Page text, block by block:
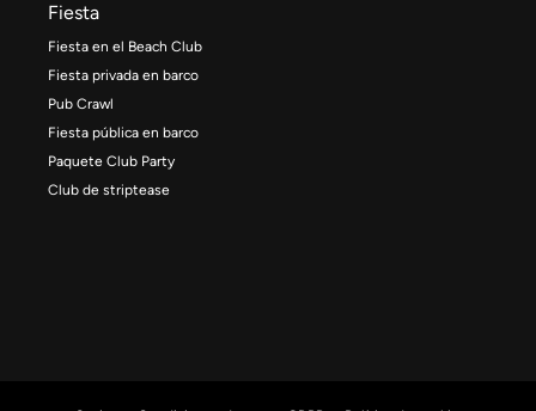
Fiesta
Fiesta en el Beach Club
Fiesta privada en barco
Pub Crawl
Fiesta pública en barco
Paquete Club Party
Club de striptease